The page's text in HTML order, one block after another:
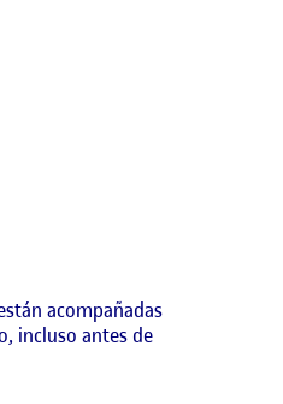
acompañadas
incluso antes de